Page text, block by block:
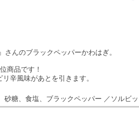
んのブラックペッパーかわはぎ。
商品です！
辛風味があとを引きます。
砂糖、食塩、ブラックペッパー ／ソルビ